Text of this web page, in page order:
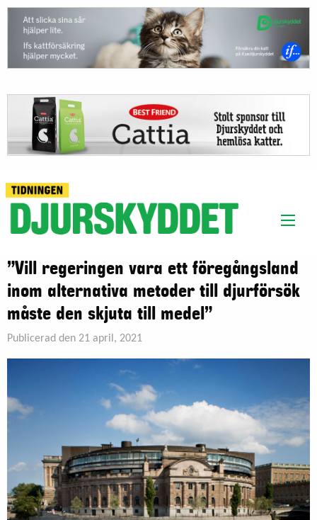
”Vill regeringen vara ett föregångsland
inom alternativa metoder till djurförsök
måste den skjuta till medel”
Publicerad den 21 april, 2021